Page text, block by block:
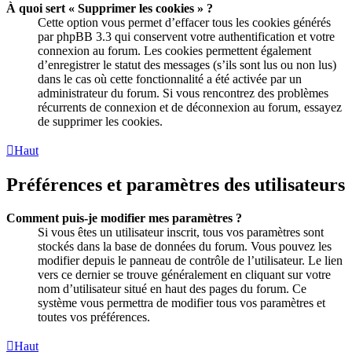
À quoi sert « Supprimer les cookies » ?
Cette option vous permet d’effacer tous les cookies générés
par phpBB 3.3 qui conservent votre authentification et votre
connexion au forum. Les cookies permettent également
d’enregistrer le statut des messages (s’ils sont lus ou non lus)
dans le cas où cette fonctionnalité a été activée par un
administrateur du forum. Si vous rencontrez des problèmes
récurrents de connexion et de déconnexion au forum, essayez
de supprimer les cookies.
Haut
Préférences et paramètres des utilisateurs
Comment puis-je modifier mes paramètres ?
Si vous êtes un utilisateur inscrit, tous vos paramètres sont
stockés dans la base de données du forum. Vous pouvez les
modifier depuis le panneau de contrôle de l’utilisateur. Le lien
vers ce dernier se trouve généralement en cliquant sur votre
nom d’utilisateur situé en haut des pages du forum. Ce
système vous permettra de modifier tous vos paramètres et
toutes vos préférences.
Haut